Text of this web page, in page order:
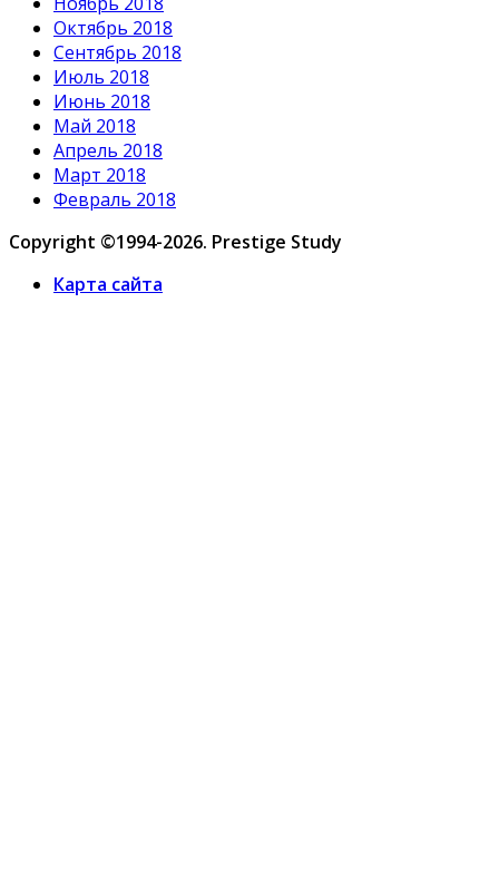
Октябрь 2018
Сентябрь 2018
Июль 2018
Июнь 2018
Май 2018
Апрель 2018
Март 2018
Февраль 2018
Copyright ©1994-2026. Prestige Study
Карта сайта